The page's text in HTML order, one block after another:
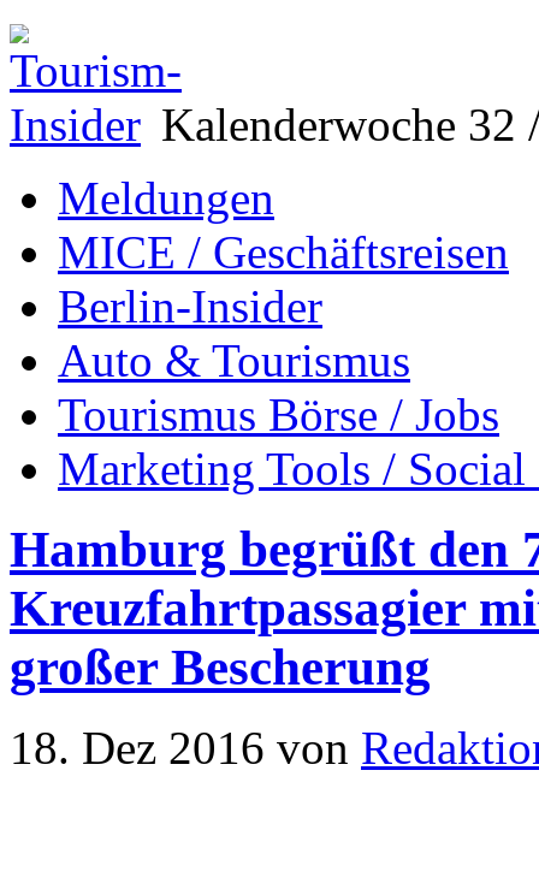
Kalenderwoche 32
Meldungen
MICE / Geschäftsreisen
Berlin-Insider
Auto & Tourismus
Tourismus Börse / Jobs
Marketing Tools /
Hamburg begrüßt den
Kreuzfahrtpassagier
großer Bescherung
18. Dez 2016 von